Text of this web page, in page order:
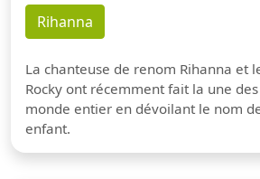
Rihanna
La chanteuse de renom Rihanna et
Rocky ont récemment fait la une
monde entier en dévoilant le nom
enfant.